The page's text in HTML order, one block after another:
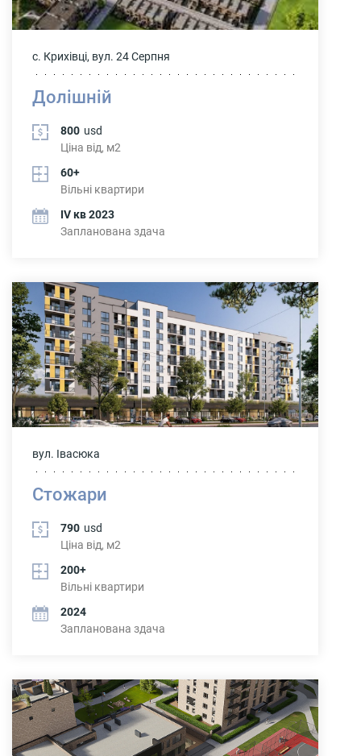
с. Крихівці, вул. 24 Серпня
Долішній
800 usd
Ціна від, м2
60+
Вільні квартири
IV кв 2023
Запланована здача
вул. Івасюка
Стожари
790 usd
Ціна від, м2
200+
Вільні квартири
2024
Запланована здача